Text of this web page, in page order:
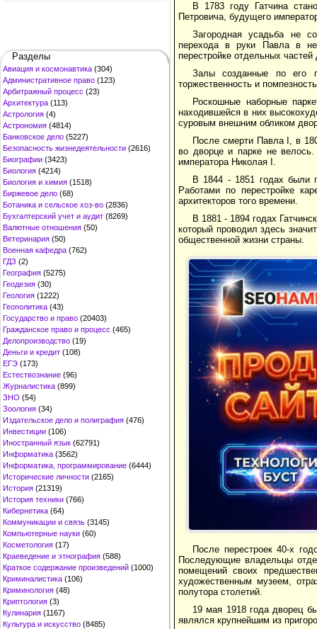
Разделы
Авиация и космонавтика (304)
Административное право (123)
Арбитражный процесс (23)
Архитектура (113)
Астрология (4)
Астрономия (4814)
Банковское дело (5227)
Безопасность жизнедеятельности (2616)
Биографии (3423)
Биология (4214)
Биология и химия (1518)
Биржевое дело (68)
Ботаника и сельское хоз-во (2836)
Бухгалтерский учет и аудит (8269)
Валютные отношения (50)
Ветеринария (50)
Военная кафедра (762)
ГДЗ (2)
География (5275)
Геодезия (30)
Геология (1222)
Геополитика (43)
Государство и право (20403)
Гражданское право и процесс (465)
Делопроизводство (19)
Деньги и кредит (108)
ЕГЭ (173)
Естествознание (96)
Журналистика (899)
ЗНО (54)
Зоология (34)
Издательское дело и полиграфия (476)
Инвестиции (106)
Иностранный язык (62791)
Информатика (3562)
Информатика, программирование (6444)
Исторические личности (2165)
История (21319)
История техники (766)
Кибернетика (64)
Коммуникации и связь (3145)
Компьютерные науки (60)
Косметология (17)
Краеведение и этнография (588)
Краткое содержание произведений (1000)
Криминалистика (106)
Криминология (48)
Криптология (3)
Кулинария (1167)
Культура и искусство (8485)
В 1783 году Гатчина
Петровича, будущего
Загородная усадьба не
перехода в руки Павла в
перестройке отдельных
Залы созданные по его
торжественность и
Роскошные наборные
находившейся в них
суровым внешним обликом
После смерти Павла I, в
во дворце и парке не
императора Николая I.
В 1844 - 1851 годах были
Работами по перестройке
архитекторов того времени.
В 1881 - 1894 годах
который проводил здесь
общественной жизни страны.
После перестроек 40-х
Последующие владельцы
помещений своих
художественным музеем,
полутора столетий.
19 мая 1918 года дворец
являлся крупнейшим из